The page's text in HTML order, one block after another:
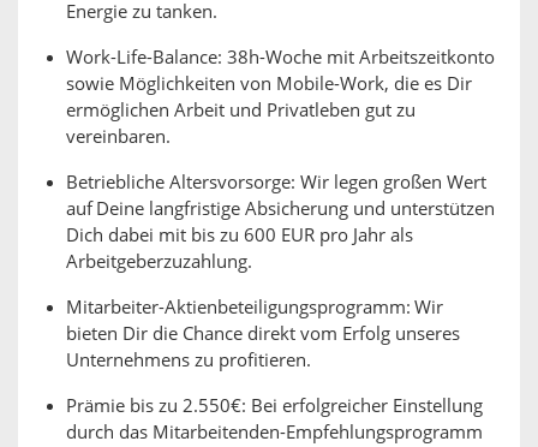
Energie zu tanken.
Work-Life-Balance: 38h-Woche mit Arbeitszeitkonto
sowie Möglichkeiten von Mobile-Work, die es Dir
ermöglichen Arbeit und Privatleben gut zu
vereinbaren.
Betriebliche Altersvorsorge: Wir legen großen Wert
auf Deine langfristige Absicherung und unterstützen
Dich dabei mit bis zu 600 EUR pro Jahr als
Arbeitgeberzuzahlung.
Mitarbeiter-Aktienbeteiligungsprogramm: Wir
bieten Dir die Chance direkt vom Erfolg unseres
Unternehmens zu profitieren.
Prämie bis zu 2.550€: Bei erfolgreicher Einstellung
durch das Mitarbeitenden-Empfehlungsprogramm